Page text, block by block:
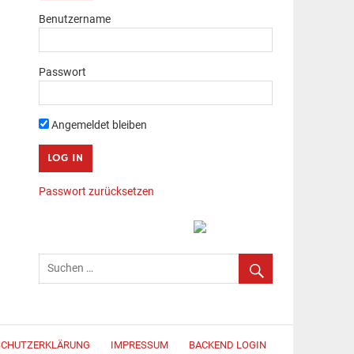
Benutzername
Passwort
Angemeldet bleiben
Passwort zurücksetzen
IMPRESSUM BACKEND LOGIN